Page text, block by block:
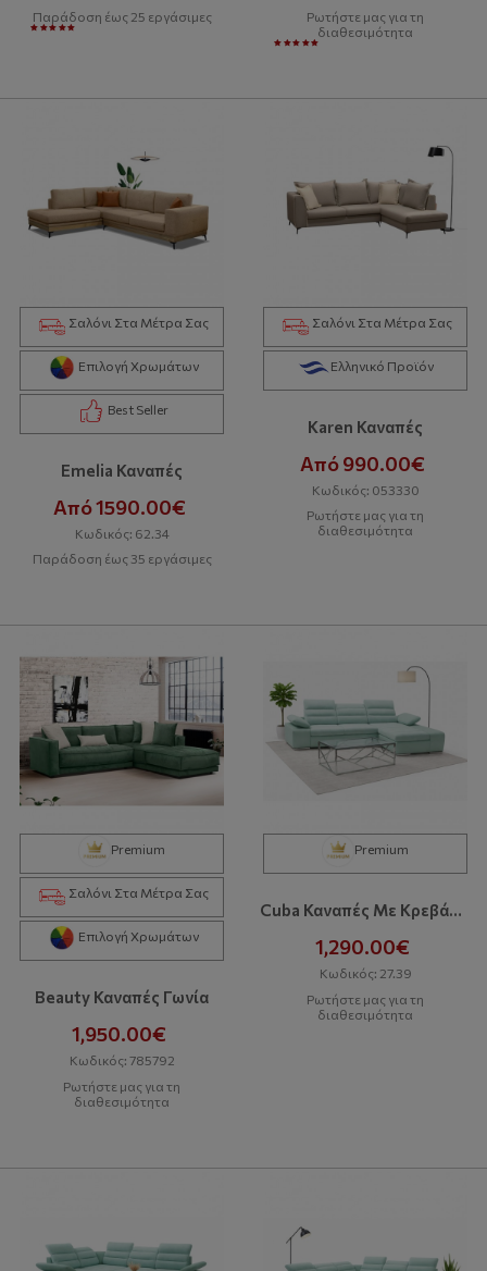
Παράδοση έως 25 εργάσιμες
Ρωτήστε μας για τη
διαθεσιμότητα
Σαλόνι Στα Μέτρα Σας
Επιλογή Χρωμάτων
Best Seller
Emelia Καναπές
Από 1590.00€
Κωδικός: 62.34
Παράδοση έως 35 εργάσιμες
Σαλόνι Στα Μέτρα Σας
Ελληνικό Προϊόν
Karen Καναπές
Από 990.00€
Κωδικός: 053330
Ρωτήστε μας για τη
διαθεσιμότητα
Premium
Σαλόνι Στα Μέτρα Σας
Επιλογή Χρωμάτων
Beauty Καναπές Γωνία
1,950.00€
Κωδικός: 785792
Ρωτήστε μας για τη
διαθεσιμότητα
Premium
Cuba Καναπές Με Κρεβάτι Και Αποθηκευτικό Χώρο
1,290.00€
Κωδικός: 27.39
Ρωτήστε μας για τη
διαθεσιμότητα